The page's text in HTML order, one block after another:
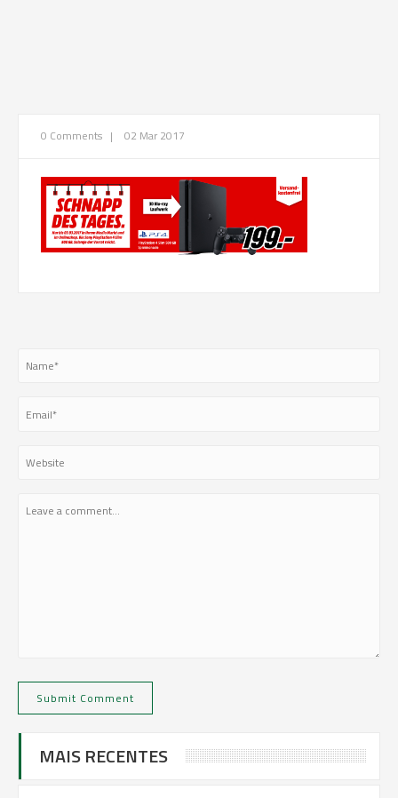
0 Comments | 02 Mar 2017
MAIS RECENTES